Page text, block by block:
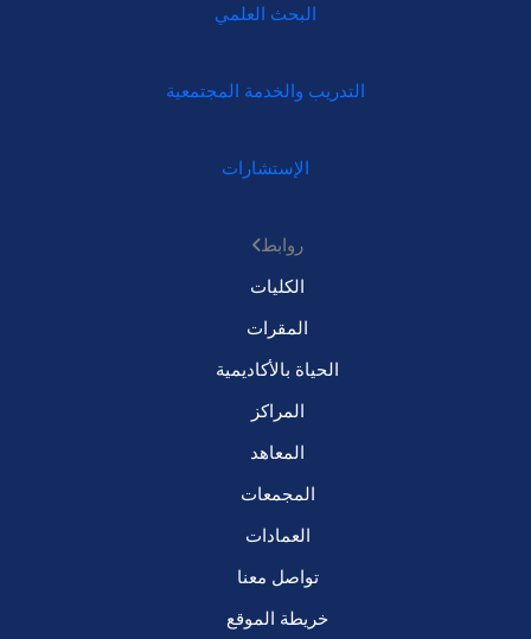
البحث العلمي
التدريب والخدمة المجتمعية
الإستشارات
روابط
الكليات
المقرات
الحياة بالأكاديمية
المراكز
المعاهد
المجمعات
العمادات
تواصل معنا
خريطة الموقع